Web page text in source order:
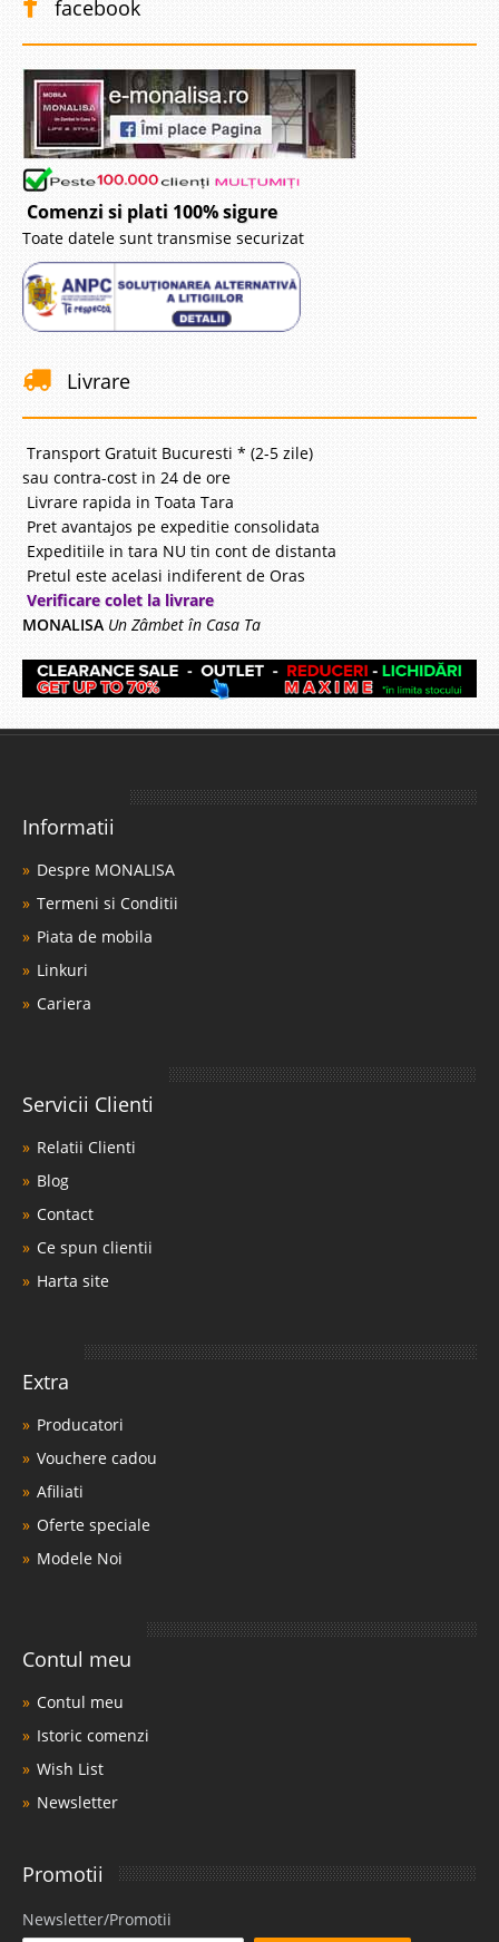
facebook
Comenzi si plati 100% sigure
Toate datele sunt transmise securizat
Livrare
Transport Gratuit Bucuresti * (2-5 zile)
sau contra-cost in 24 de ore
Livrare rapida in Toata Tara
Pret avantajos pe expeditie consolidata
Expeditiile in tara NU tin cont de distanta
Pretul este acelasi indiferent de Oras
Verificare colet la livrare
MONALISA Un Zâmbet în Casa Ta
Informatii
Despre MONALISA
Termeni si Conditii
Piata de mobila
Linkuri
Cariera
Servicii Clienti
Relatii Clienti
Blog
Contact
Ce spun clientii
Harta site
Extra
Producatori
Vouchere cadou
Afiliati
Oferte speciale
Modele Noi
Contul meu
Contul meu
Istoric comenzi
Wish List
Newsletter
Promotii
Newsletter/Promotii